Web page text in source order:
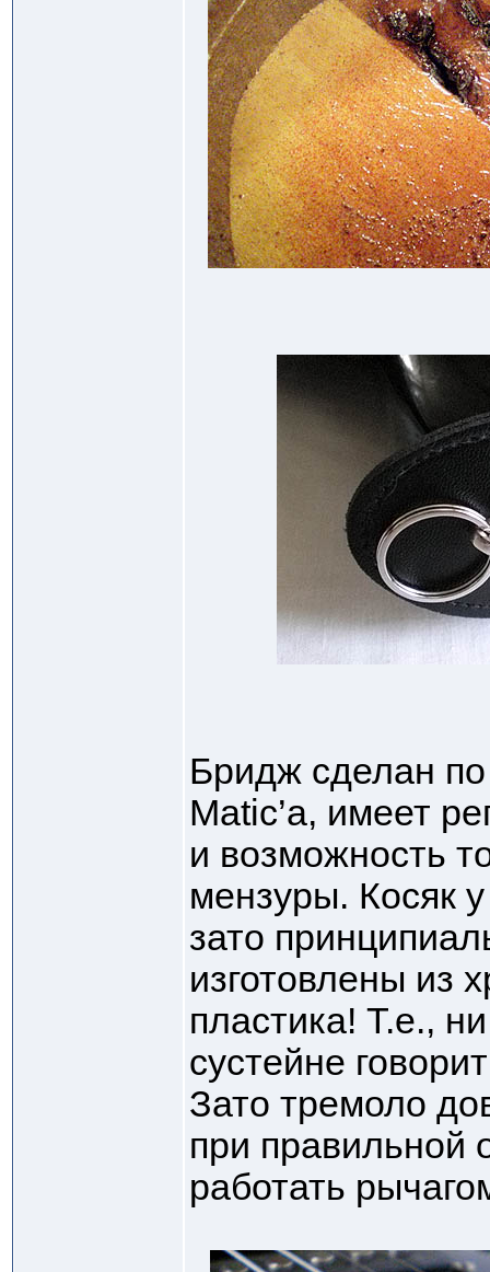
Бридж сделан
Мatic’а, имеет
и возможность
мензуры. Косяк
зато
изготовлены из
пластика! Т.е.,
сустейне
Зато тремоло
при правильной
работать